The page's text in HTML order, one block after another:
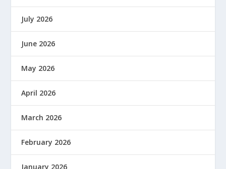
July 2026
June 2026
May 2026
April 2026
March 2026
February 2026
January 2026